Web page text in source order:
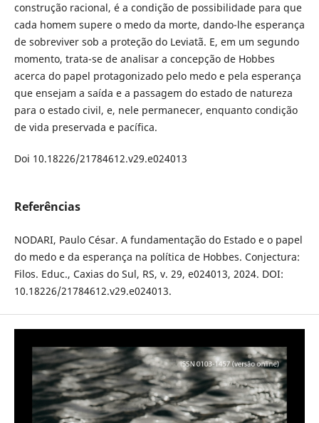
construção racional, é a condição de possibilidade para que
cada homem supere o medo da morte, dando-lhe esperança
de sobreviver sob a proteção do Leviatã. E, em um segundo
momento, trata-se de analisar a concepção de Hobbes
acerca do papel protagonizado pelo medo e pela esperança
que ensejam a saída e a passagem do estado de natureza
para o estado civil, e, nele permanecer, enquanto condição
de vida preservada e pacífica.
Doi 10.18226/21784612.v29.e024013
Referências
NODARI, Paulo César. A fundamentação do Estado e o papel
do medo e da esperança na política de Hobbes. Conjectura:
Filos. Educ., Caxias do Sul, RS, v. 29, e024013, 2024. DOI:
10.18226/21784612.v29.e024013.